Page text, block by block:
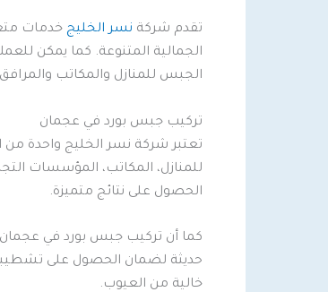
تقدم شركة نسر الخليج خدمات
الجمالية المتنوعة. كما يمكن
الجبس للمنازل والمكاتب
تركيب جبس بورد في عجمان
تعتبر شركة نسر الخليج واحدة
للمنازل، المكاتب، المؤسسات
الحصول على نتائج متميزة.
كما أن تركيب جبس بورد في عجمان
حديثة لضمان الحصول على
خالية من العيوب.